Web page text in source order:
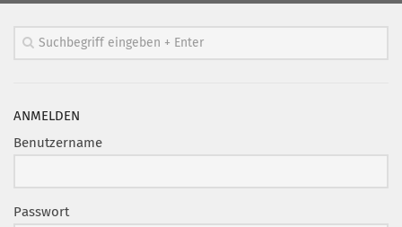
ANMELDEN
Benutzername
Passwort